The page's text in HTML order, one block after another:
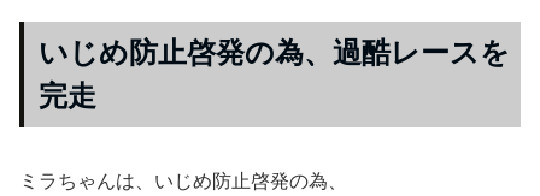
いじめ防止啓発の為、過酷レースを
完走
ミラちゃんは、いじめ防止啓発の為、